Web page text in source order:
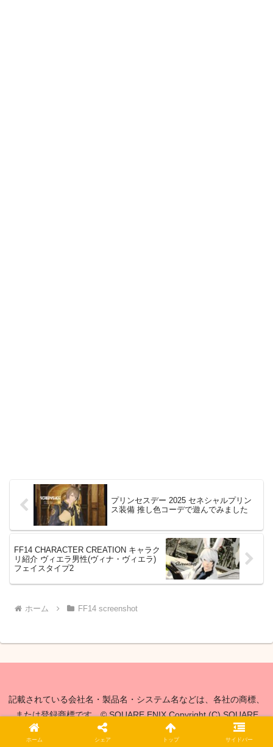
プリンセスデー 2025 セネシャルプリン
ス装備 推し色コーデで遊んでみました
FF14 CHARACTER CREATION キャラク
リ紹介 ヴィエラ男性(ヴィナ・ヴィエラ)
フェイスタイプ2
ホーム FF14 screenshot
記載されている会社名・製品名・システム名などは、各社の商標、
または登録商標です。© SQUARE ENIX Copyright (C) SQUARE
ENIX CO., LTD. All Rights Reserved. © 2021-2026 猫はハウジング
ホーム シェア トップ サイドバー